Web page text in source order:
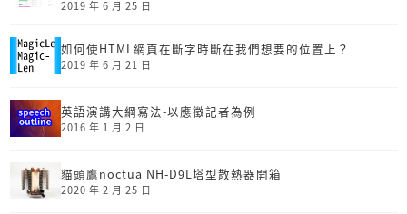
2019 年 6 月 25 日
如何使HTML網頁在斷字時斷在我們想要的位置上？
2019 年 6 月 21 日
英語演講大綱寫法-以應徵記者為例
2016 年 1 月 2 日
貓頭鷹noctua NH-D9L塔型散熱器開箱
2020 年 2 月 25 日